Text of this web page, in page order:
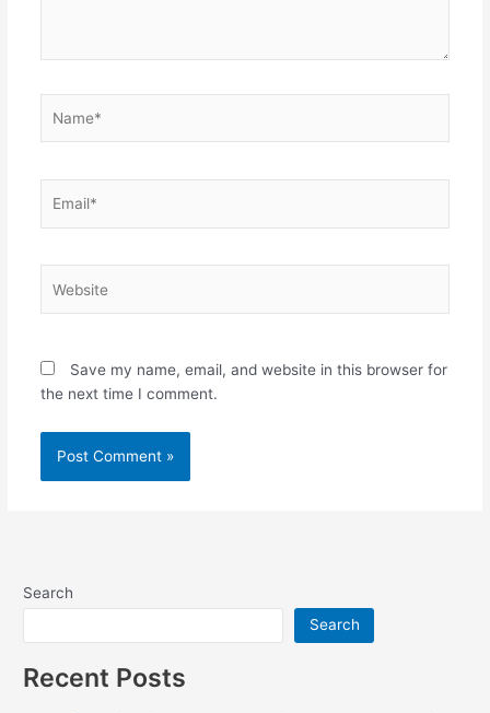
Save my name, email, and website in this browser for
the next time I comment.
Search
Search
Recent Posts